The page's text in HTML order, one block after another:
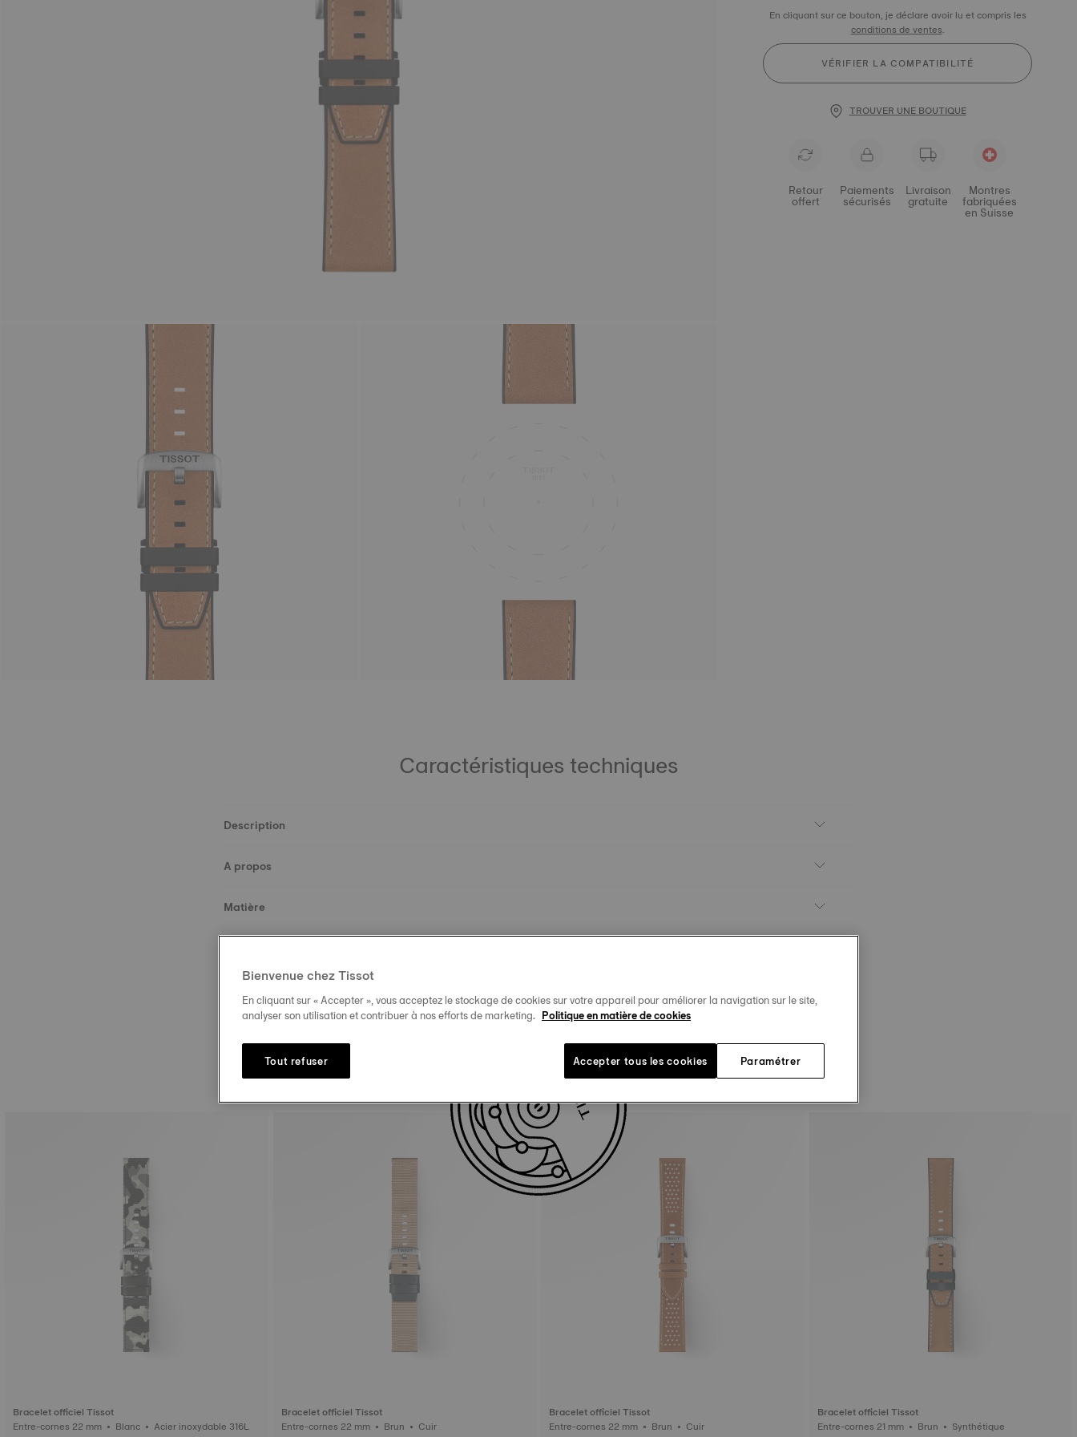
En cliquant sur ce bouton, je déclare avoir lu et compris les
conditions de ventes.
VÉRIFIER LA COMPATIBILITÉ
TROUVER UNE BOUTIQUE
Retour
offert
Paiements
sécurisés
Livraison
gratuite
Montres
fabriquées
en Suisse
Caractéristiques techniques
Description
A propos
Matière
Produits similaires
Bracelet officiel Tissot
Entre-cornes 22 mm • Blanc • Acier inoxydable 316L
Bracelet officiel Tissot
Entre-cornes 22 mm • Brun • Cuir
Bracelet officiel Tissot
Entre-cornes 22 mm • Brun • Cuir
Bracelet officiel Tissot
Entre-cornes 21 mm • Brun • Synthétique
Bienvenue chez Tissot
En cliquant sur « Accepter », vous acceptez le stockage de cookies sur votre appareil pour améliorer la navigation sur le site,
analyser son utilisation et contribuer à nos efforts de marketing. Politique en matière de cookies
Paramétrer
Tout refuser Accepter tous les cookies